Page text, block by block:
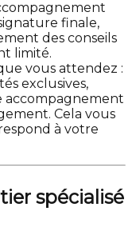
finale,
des conseils
limité.
vous attendez :
exclusives,
accompagnement
Cela vous
à votre
spécialisé